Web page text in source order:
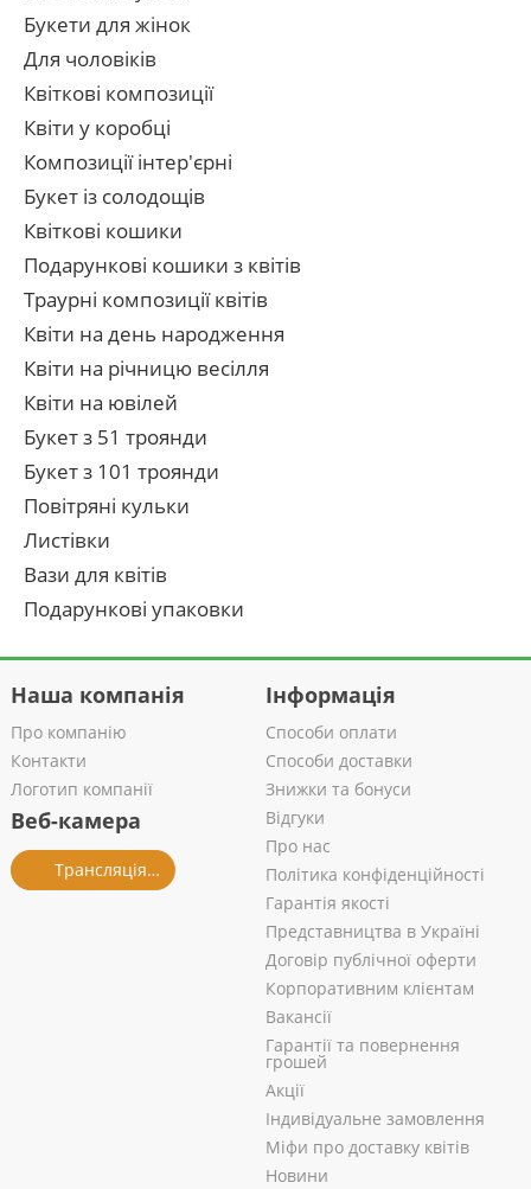
Букети для жінок
Для чоловіків
Квіткові композиції
Квіти у коробці
Композиції інтер'єрні
Букет із солодощів
Квіткові кошики
Подарункові кошики з квітів
Траурні композиції квітів
Квіти на день народження
Квіти на річницю весілля
Квіти на ювілей
Букет з 51 троянди
Букет з 101 троянди
Повітряні кульки
Листівки
Вази для квітів
Подарункові упаковки
Наша компанія
Про компанію
Контакти
Логотип компанії
Веб-камера
Трансляція із салону
Інформація
Способи оплати
Способи доставки
Знижки та бонуси
Відгуки
Про нас
Політика конфіденційності
Гарантія якості
Представництва в Україні
Договір публічної оферти
Корпоративним клієнтам
Вакансії
Гарантії та повернення
грошей
Акції
Індивідуальне замовлення
Міфи про доставку квітів
Новини